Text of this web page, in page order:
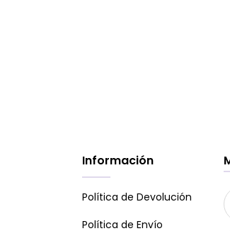
Información
Política de Devolución
Política de Envío